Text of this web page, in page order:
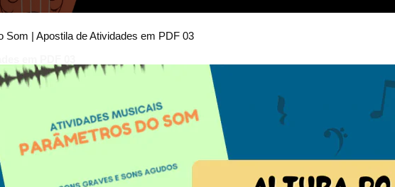
Som | Apostila de Atividades em PDF 03